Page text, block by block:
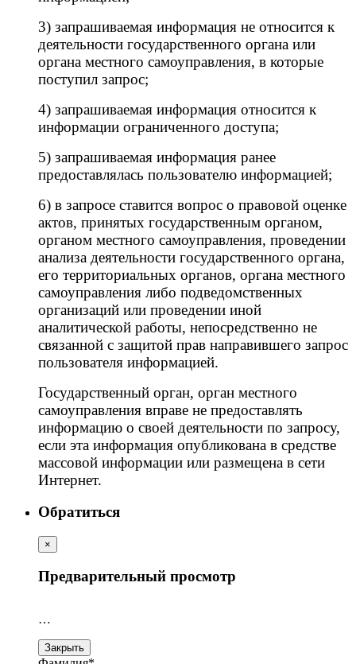
3) запрашиваемая информация не относится к
деятельности государственного органа или
органа местного самоуправления, в которые
поступил запрос;
4) запрашиваемая информация относится к
информации ограниченного доступа;
5) запрашиваемая информация ранее
предоставлялась пользователю информацией;
6) в запросе ставится вопрос о правовой оценке
актов, принятых государственным органом,
органом местного самоуправления, проведении
анализа деятельности государственного органа,
его территориальных органов, органа местного
самоуправления либо подведомственных
организаций или проведении иной
аналитической работы, непосредственно не
связанной с защитой прав направившего запрос
пользователя информацией.
Государственный орган, орган местного
самоуправления вправе не предоставлять
информацию о своей деятельности по запросу,
если эта информация опубликована в средстве
массовой информации или размещена в сети
Интернет.
Обратиться
×
Предварительный просмотр
…
Закрыть